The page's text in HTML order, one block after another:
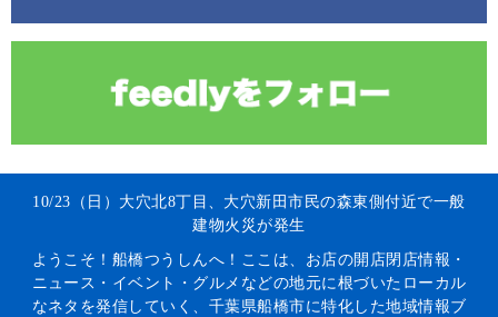
10/23（日）大穴北8丁目、大穴新田市民の森東側付近で一般
建物火災が発生
ようこそ！船橋つうしんへ！ここは、お店の開店閉店情報・
ニュース・イベント・グルメなどの地元に根づいたローカル
なネタを発信していく、千葉県船橋市に特化した地域情報ブ